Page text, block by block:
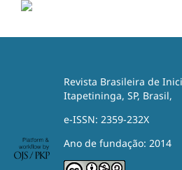
Revista Brasileira de
Itapetininga, SP, Brasil,
e-ISSN: 2359-232X
Ano de fundação: 2014